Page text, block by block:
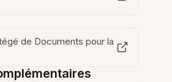
de Documents pour la